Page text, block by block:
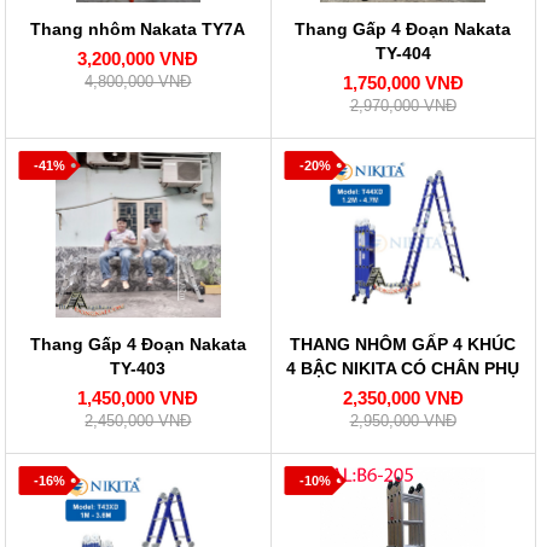
Thang nhôm Nakata TY7A
3,200,000 VNĐ
4,800,000 VNĐ
Thang Gấp 4 Đoạn Nakata
TY-404
1,750,000 VNĐ
2,970,000 VNĐ
-41%
Thang Gấp 4 Đoạn Nakata
TY-403
1,450,000 VNĐ
2,450,000 VNĐ
-20%
THANG NHÔM GẤP 4 KHÚC
4 BẬC NIKITA CÓ CHÂN PHỤ
NKT-T44XD
2,350,000 VNĐ
2,950,000 VNĐ
-16% -10%